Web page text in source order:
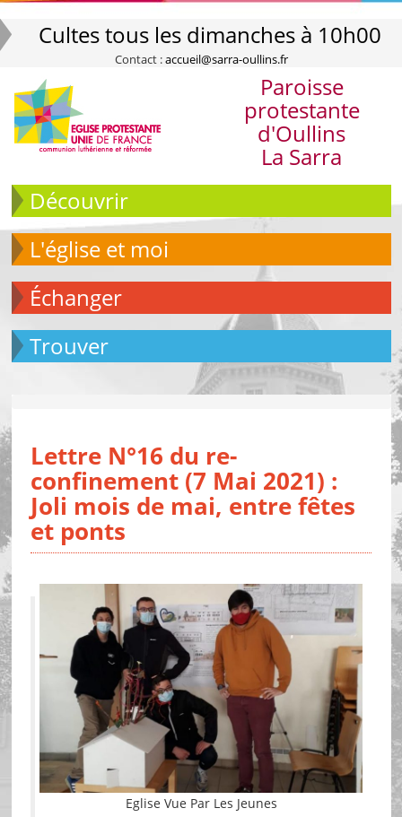
Cultes tous les dimanches à 10h00
Contact :accueil@sarra-oullins.fr
Paroisse
protestante
d'Oullins
La Sarra
Découvrir
L'église et moi
échanger
Trouver
Lettre N°16 du re-
confinement (7 Mai 2021) :
Joli mois de mai, entre fêtes
et ponts
Eglise Vue Par Les Jeunes